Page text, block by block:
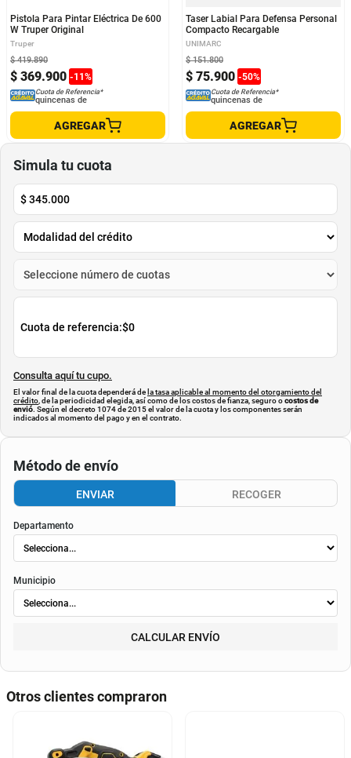
Pistola Para Pintar Eléctrica De 600
W Truper Original
Truper
$ 369.900 -11%
$ 419.890
Cuota de Referencia*
quincenas de
AGREGAR
Taser Labial Para Defensa Personal
Compacto Recargable
UNIMARC
$ 75.900 -50%
$ 151.800
Cuota de Referencia*
quincenas de
AGREGAR
Simula tu cuota
$345.000
Cuota de referencia:$0
Consulta aquí tu cupo.
El valor final de la cuota dependerá de la tasa aplicable al momento del otorgamiento del
crédito , de la periodicidad elegida, así como de los costos de fianza, seguro ocostos de
envió. Según el decreto 1074 de 2015 el valor de la cuota y los componentes serán
indicados al momento del pago y en el contrato.
Método de envío
ENVIAR RECOGER
Departamento
Municipio
CALCULAR ENVÍO
Otros clientes compraron